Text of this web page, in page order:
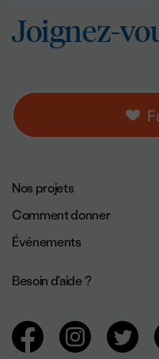
Joignez-
Navigation de pied de
Nos projets
Comment donner
Événements
Besoin d'aide ?
Navigation des